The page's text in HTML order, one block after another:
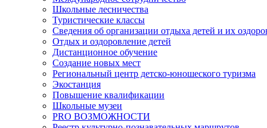
Школьные лесничества
Туристические классы
Сведения об организации отдыха детей и их
Отдых и оздоровление детей
Дистанционное обучение
Создание новых мест
Региональный центр детско-юношеского туризма
Экостанция
Повышение квалификации
Школьные музеи
PRO ВОЗМОЖНОСТИ